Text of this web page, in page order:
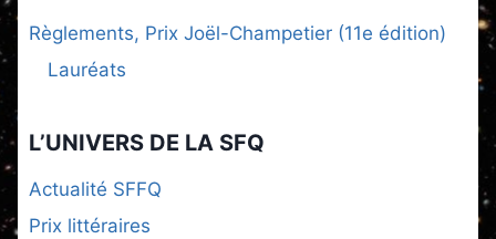
Règlements, Prix Joël-Champetier (11e édition)
Lauréats
L’UNIVERS DE LA SFQ
Actualité SFFQ
Prix littéraires